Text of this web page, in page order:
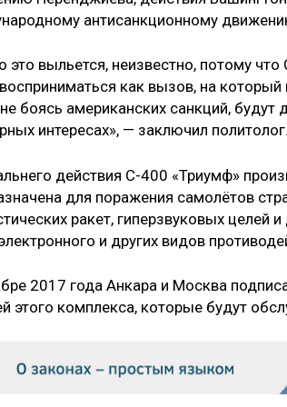
антисанкционному
это выльется, неизвестно, потому
как вызов, на
боясь американских санкций,
интересах», — заключил политолог.
действия С-400 «Триумф»
для поражения самолётов
ракет, гиперзвуковых целей
и других видов
2017 года Анкара и Москва
этого комплекса, которые будут